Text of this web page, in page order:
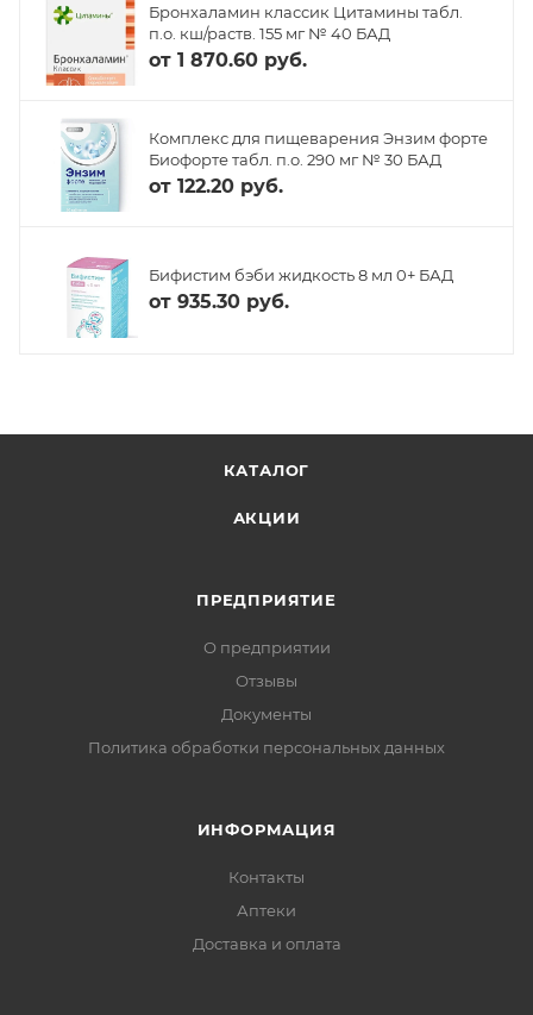
Бронхаламин классик Цитамины табл.
п.о. кш/раств. 155 мг № 40 БАД
от 1 870.60 руб.
Комплекс для пищеварения Энзим форте
Биофорте табл. п.о. 290 мг № 30 БАД
от 122.20 руб.
Бифистим бэби жидкость 8 мл 0+ БАД
от 935.30 руб.
КАТАЛОГ
АКЦИИ
ПРЕДПРИЯТИЕ
О предприятии
Отзывы
Документы
Политика обработки персональных данных
ИНФОРМАЦИЯ
Контакты
Аптеки
Доставка и оплата